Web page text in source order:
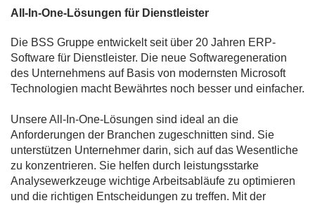
All-In-One-Lösungen für Dienstleister
Die BSS Gruppe entwickelt seit über 20 Jahren ERP-
Software für Dienstleister. Die neue Softwaregeneration
des Unternehmens auf Basis von modernsten Microsoft
Technologien macht Bewährtes noch besser und einfacher.
Unsere All-In-One-Lösungen sind ideal an die
Anforderungen der Branchen zugeschnitten sind. Sie
unterstützen Unternehmer darin, sich auf das Wesentliche
zu konzentrieren. Sie helfen durch leistungsstarke
Analysewerkzeuge wichtige Arbeitsabläufe zu optimieren
und die richtigen Entscheidungen zu treffen. Mit der